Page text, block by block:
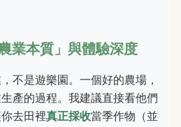
業本質」與體驗深度
不是遊樂園。一個好的農場，
產的過程。我建議直接看他們
去田裡真正採收當季作物（並